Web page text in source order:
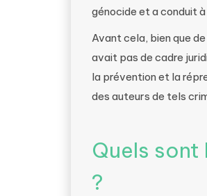
génocide et a conduit
Avant cela, bien que
avait pas de cadre
la prévention et la
des auteurs de tels
Quels
?